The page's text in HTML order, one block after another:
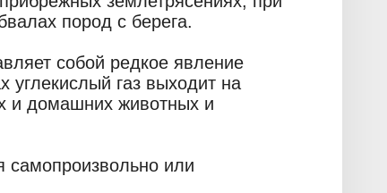
пород с берега.
собой редкое явление
углекислый газ выходит на
и домашних животных и
самопроизвольно или